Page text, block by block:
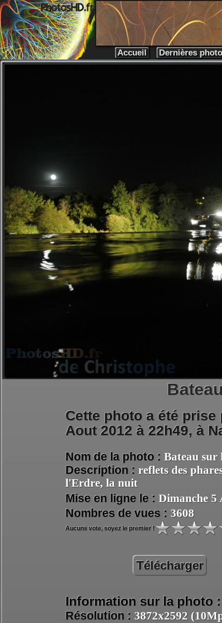
Accueil Dernières
Cette photo a été
Aout 2012 à 22h49, à
Nom de la photo : Bateau
Description : reflets des
l'Erdre, la nuit
Mise en ligne le : Dimanche 5
Nombres de vues : 3608
Aucuns vote, soyez le premier !
Télécharger
Information sur la photo :
Résolution : 3872x2592